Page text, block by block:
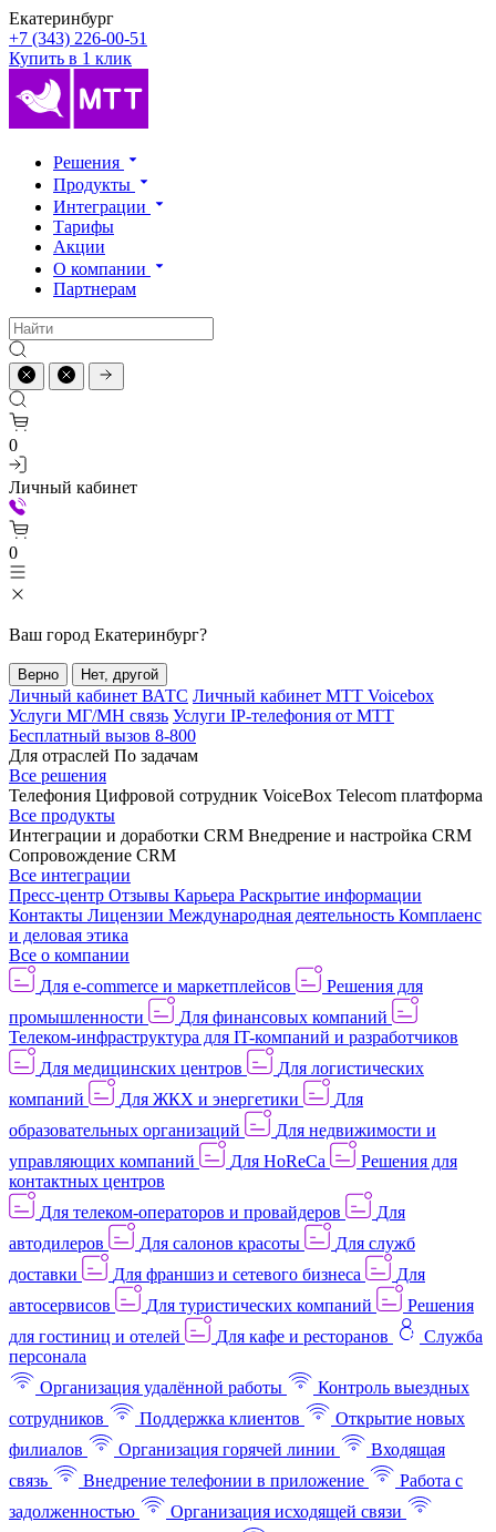
Екатеринбург
+7 (343) 226-00-51
Купить в 1 клик
Решения
Продукты
Интеграции
Тарифы
Акции
О компании
Партнерам
0
Личный кабинет
0
Ваш город Екатеринбург?
Верно Нет, другой
Личный кабинет ВАТС Личный кабинет МТТ Voicebox
Услуги МГ/МН связь Услуги IP-телефония от МТТ
Бесплатный вызов 8-800
Для отраслей По задачам
Все решения
Телефония Цифровой сотрудник VoiceBox Telecom платформа
Все продукты
Интеграции и доработки CRM Внедрение и настройка CRM
Сопровождение CRM
Все интеграции
Пресс-центр Отзывы Карьера Раскрытие информации
Контакты Лицензии Международная деятельность Комплаенс
и деловая этика
Все о компании
Для e-commerce и маркетплейсов
Решения для
промышленности
Для финансовых компаний
Телеком-инфраструктура для IT-компаний и разработчиков
Для медицинских центров
Для логистических
компаний
Для ЖКХ и энергетики
Для
образовательных организаций
Для недвижимости и
управляющих компаний
Для HoReCa
Решения для
контактных центров
Для телеком-операторов и провайдеров
Для
автодилеров
Для салонов красоты
Для служб
доставки
Для франшиз и сетевого бизнеса
Для
автосервисов
Для туристических компаний
Решения
для гостиниц и отелей
Для кафе и ресторанов
Служба
персонала
Организация удалённой работы
Контроль выездных
сотрудников
Поддержка клиентов
Открытие новых
филиалов
Организация горячей линии
Входящая
связь
Внедрение телефонии в приложение
Работа с
задолженностью
Организация исходящей связи